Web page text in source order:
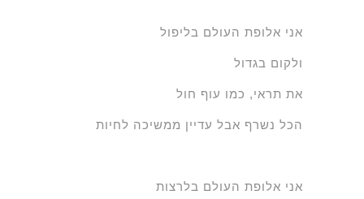
אני אלופת העולם בליפול
ולקום בגדול
את תראי, כמו עוף חול
הכל נשרף אבל עדיין ממשיכה לחיות
אני אלופת העולם בלרצות